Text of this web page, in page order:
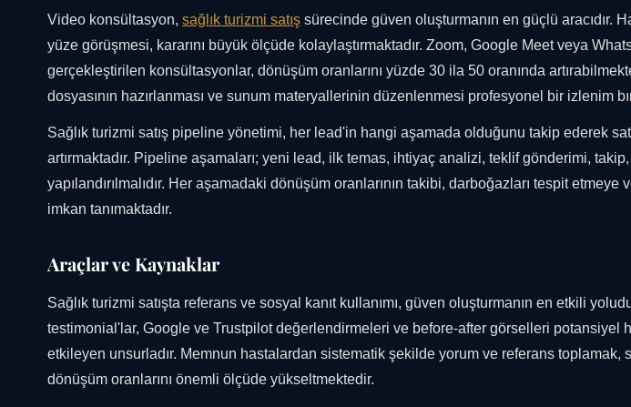
Video konsültasyon, sağlık turizmi satış sürecinde güven oluşturmanın en güçlü aracıdır.
yüze görüşmesi, kararını büyük ölçüde kolaylaştırmaktadır. Zoom, Google Meet veya
gerçekleştirilen konsültasyonlar, dönüşüm oranlarını yüzde 30 ila 50 oranında
dosyasının hazırlanması ve sunum materyallerinin düzenlenmesi profesyonel bir izlenim
Sağlık turizmi satış pipeline yönetimi, her lead'in hangi aşamada olduğunu takip ederek
artırmaktadır. Pipeline aşamaları; yeni lead, ilk temas, ihtiyaç analizi, teklif gönderimi,
yapılandırılmalıdır. Her aşamadaki dönüşüm oranlarının takibi, darboğazları tespit
imkan tanımaktadır.
Araçlar ve Kaynaklar
Sağlık turizmi satışta referans ve sosyal kanıt kullanımı, güven oluşturmanın en etkili
testimonial'lar, Google ve Trustpilot değerlendirmeleri ve before-after görselleri potansiyel
etkileyen unsurladır. Memnun hastalardan sistematik şekilde yorum ve referans toplamak,
dönüşüm oranlarını önemli ölçüde yükseltmektedir.